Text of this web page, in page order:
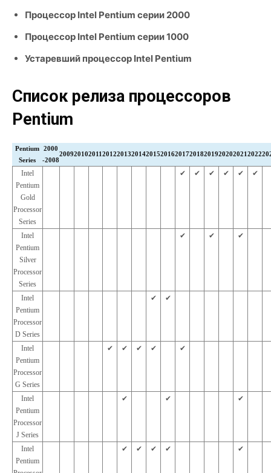
Процессор Intel Pentium серии 2000
Процессор Intel Pentium серии 1000
Устаревший процессор Intel Pentium
Список релиза процессоров
Pentium
Pentium
Series
2000
-2008
20092010201120122013201420152016201720182019202020212022
Intel
Pentium
Gold
Processor
Series
✔︎ ✔︎ ✔︎ ✔︎ ✔︎ ✔︎
Intel
Pentium
Silver
Processor
Series
✔︎ ✔︎ ✔︎
Intel
Pentium
Processor
D Series
✔︎ ✔︎
Intel
Pentium
Processor
G Series
✔︎ ✔︎ ✔︎ ✔︎ ✔︎
Intel
Pentium
Processor
J Series
✔︎ ✔︎ ✔︎
Intel
Pentium
✔︎ ✔︎ ✔︎ ✔︎ ✔︎